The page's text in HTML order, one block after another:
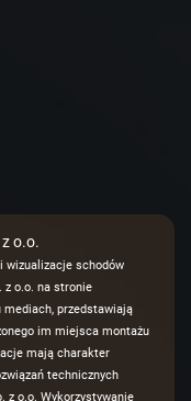
o.o.
wizualizacje schodów
z o.o. na stronie
przedstawiają
im miejsca montażu
mają charakter
technicznych
z o.o. Wykorzystywanie